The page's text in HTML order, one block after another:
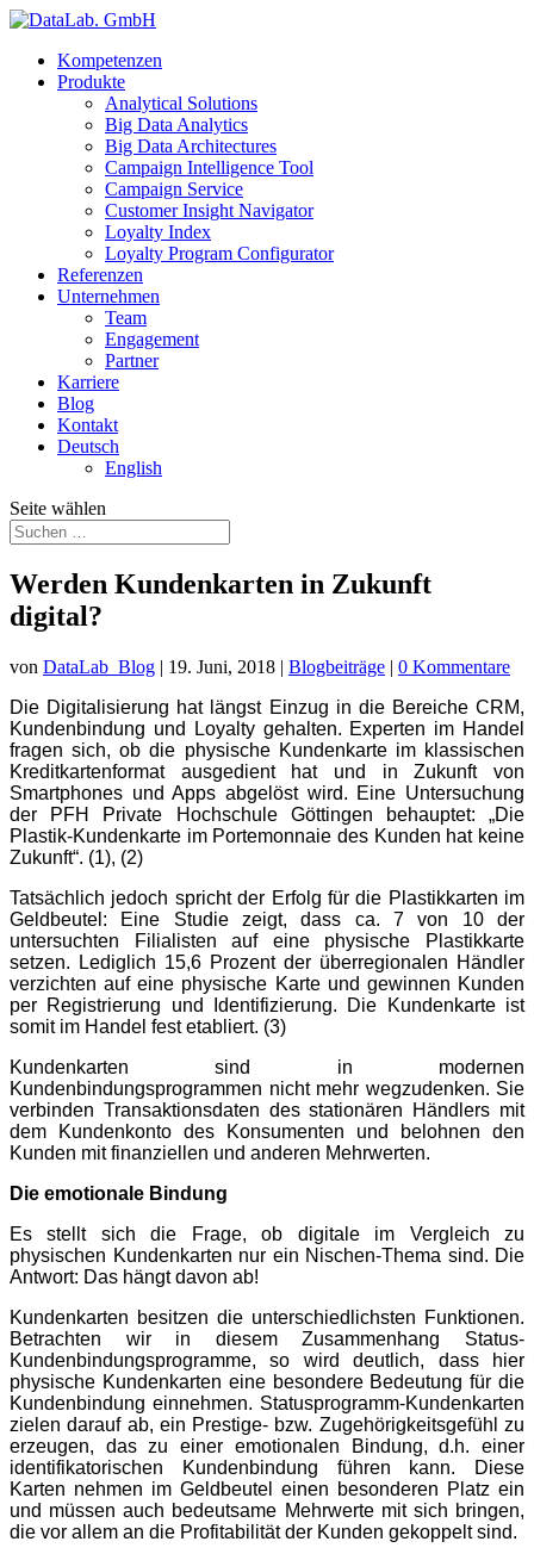
Kompetenzen
Produkte
Analytical Solutions
Big Data Analytics
Big Data Architectures
Campaign Intelligence Tool
Campaign Service
Customer Insight Navigator
Loyalty Index
Loyalty Program Configurator
Referenzen
Unternehmen
Team
Engagement
Partner
Karriere
Blog
Kontakt
Deutsch
English
Seite wählen
Werden Kundenkarten in Zukunft
digital?
von DataLab_Blog | 19. Juni, 2018 | Blogbeiträge | 0 Kommentare
Die Digitalisierung hat längst Einzug in die Bereiche CRM,
Kundenbindung und Loyalty gehalten. Experten im Handel
fragen sich, ob die physische Kundenkarte im klassischen
Kreditkartenformat ausgedient hat und in Zukunft von
Smartphones und Apps abgelöst wird. Eine Untersuchung
der PFH Private Hochschule Göttingen behauptet: „Die
Plastik-Kundenkarte im Portemonnaie des Kunden hat keine
Zukunft“. (1), (2)
Tatsächlich jedoch spricht der Erfolg für die Plastikkarten im
Geldbeutel: Eine Studie zeigt, dass ca. 7 von 10 der
untersuchten Filialisten auf eine physische Plastikkarte
setzen. Lediglich 15,6 Prozent der überregionalen Händler
verzichten auf eine physische Karte und gewinnen Kunden
per Registrierung und Identifizierung. Die Kundenkarte ist
somit im Handel fest etabliert. (3)
Kundenkarten sind in modernen
Kundenbindungsprogrammen nicht mehr wegzudenken. Sie
verbinden Transaktionsdaten des stationären Händlers mit
dem Kundenkonto des Konsumenten und belohnen den
Kunden mit finanziellen und anderen Mehrwerten.
Die emotionale Bindung
Es stellt sich die Frage, ob digitale im Vergleich zu
physischen Kundenkarten nur ein Nischen-Thema sind. Die
Antwort: Das hängtdavon ab!
Kundenkarten besitzen die unterschiedlichsten Funktionen.
Betrachten wir in diesem Zusammenhang Status-
Kundenbindungsprogramme, so wird deutlich, dass hier
physische Kundenkarten eine besondere Bedeutung für die
Kundenbindung einnehmen. Statusprogramm-Kundenkarten
zielen darauf ab, ein Prestige- bzw. Zugehörigkeitsgefühl zu
erzeugen, das zu einer emotionalen Bindung, d.h. einer
identifikatorischen Kundenbindung führen kann. Diese
Karten nehmen im Geldbeutel einen besonderen Platz ein
und müssen auch bedeutsame Mehrwerte mit sich bringen,
die vor allem an die Profitabilität der Kunden gekoppelt sind.